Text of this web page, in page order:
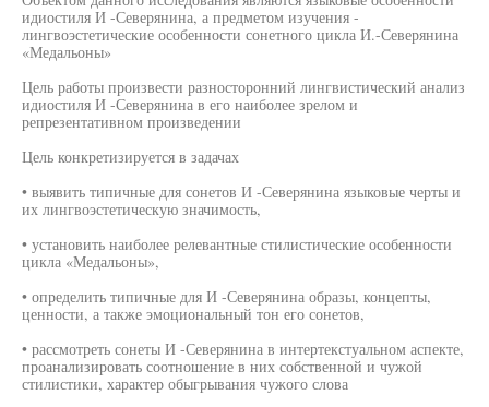
идиостиля И -Северянина, а предметом изучения -
лингвоэстетические особенности сонетного цикла И.-Северянина
«Медальоны»
Цель работы произвести разносторонний лингвистический анализ
идиостиля И -Северянина в его наиболее зрелом и
репрезентативном произведении
Цель конкретизируется в задачах
• выявить типичные для сонетов И -Северянина языковые черты и
их лингвоэстетическую значимость,
• установить наиболее релевантные стилистические особенности
цикла «Медальоны»,
• определить типичные для И -Северянина образы, концепты,
ценности, а также эмоциональный тон его сонетов,
• рассмотреть сонеты И -Северянина в интертекстуальном аспекте,
проанализировать соотношение в них собственной и чужой
стилистики, характер обыгрывания чужого слова